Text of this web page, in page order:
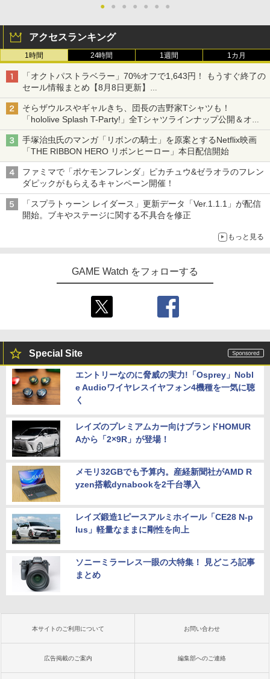
● ● ● ● ● ● ●
アクセスランキング
1時間 24時間 1週間 1カ月
「オクトパストラベラー」70%オフで1,643円！ もうすぐ終了の
セール情報まとめ【8月8日更新】
ニンテンドーeショップでは「大神 絶景版」が67%オフで990円
そらザウルスやギャルきち、団長の吉野家Tシャツも！
「hololive Splash T-Party!」全Tシャツラインナップ公開＆オン
ライン販売開始
手塚治虫氏のマンガ「リボンの騎士」を原案とするNetflix映画
「THE RIBBON HERO リボンヒーロー」本日配信開始
ファミマで「ポケモンフレンダ」ピカチュウ&ゼラオラのフレン
ダピックがもらえるキャンペーン開催！
「スプラトゥーン レイダース」更新データ「Ver.1.1.1」が配信
開始。ブキやステージに関する不具合を修正
もっと見る
GAME Watch をフォローする
Special Site
エントリーなのに脅威の実力!「Osprey」Nobl
e Audioワイヤレスイヤフォン4機種を一気に聴
く
レイズのプレミアムカー向けブランドHOMUR
Aから「2×9R」が登場！
メモリ32GBでも予算内。産経新聞社がAMD R
yzen搭載dynabookを2千台導入
レイズ鍛造1ピースアルミホイール「CE28 N-p
lus」軽量なままに剛性を向上
ソニーミラーレス一眼の大特集！ 見どころ記事
まとめ
本サイトのご利用について お問い合わせ
広告掲載のご案内 編集部へのご連絡